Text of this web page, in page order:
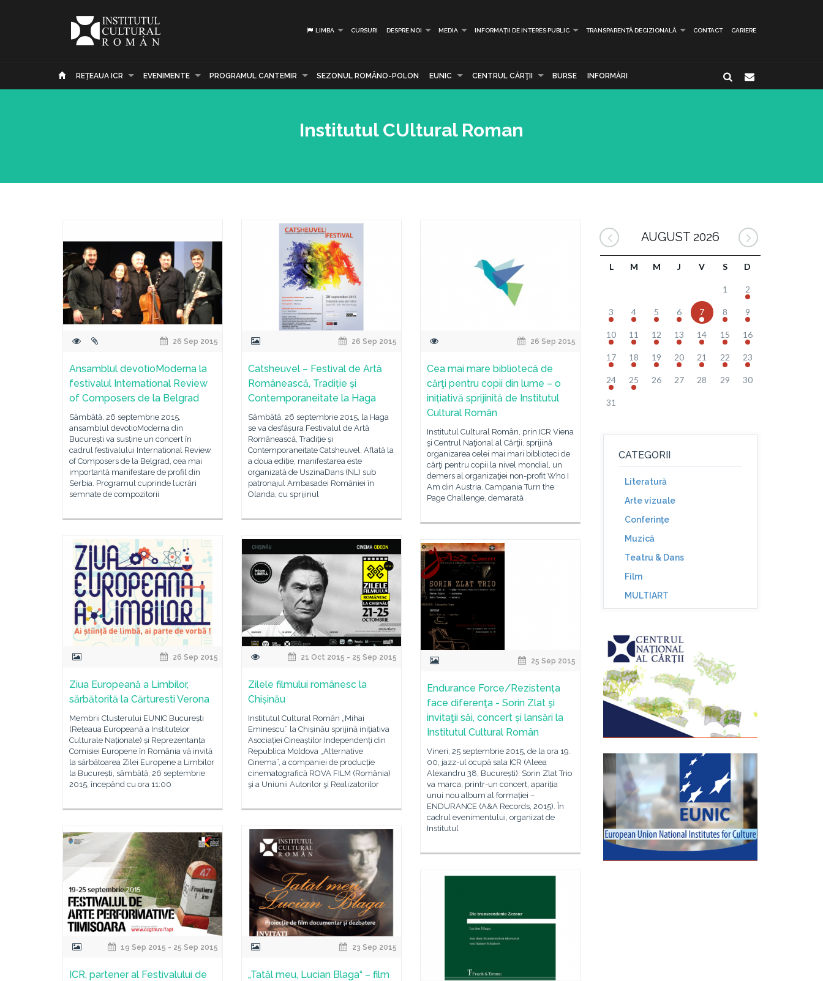
LIMBA CURSURI DESPRE NOI MEDIA INFORMAȚII DE INTERES PUBLIC TRANSPARENȚĂ DECIZIONALĂ CONTACT CARIERE
REŢEAUA ICR EVENIMENTE PROGRAMUL CANTEMIR SEZONUL ROMÂNO-POLON EUNIC CENTRUL CĂRŢII BURSE INFORMĂRI
Institutul CUltural Roman
26 Sep 2015
Ansamblul devotioModerna la
festivalul International Review
of Composers de la Belgrad
Sâmbătă, 26 septembrie 2015,
ansamblul devotioModerna din
București va susține un concert în
cadrul festivalului International Review
of Composers de la Belgrad, cea mai
importantă manifestare de profil din
Serbia. Programul cuprinde lucrări
semnate de compozitorii
26 Sep 2015
Catsheuvel – Festival de Artă
Românească, Tradiție și
Contemporaneitate la Haga
Sâmbătă, 26 septembrie 2015, la Haga
se va desfășura Festivalul de Artă
Românească, Tradiție și
Contemporaneitate Catsheuvel. Aflată la
a doua ediție, manifestarea este
organizată de UszinaDans (NL) sub
patronajul Ambasadei României în
Olanda, cu sprijinul
26 Sep 2015
Cea mai mare bibliotecă de
cărţi pentru copii din lume – o
inițiativă sprijinită de Institutul
Cultural Român
Institutul Cultural Român, prin ICR Viena
şi Centrul Naţional al Cărţii, sprijină
organizarea celei mai mari biblioteci de
cărţi pentru copii la nivel mondial, un
demers al organizaţiei non-profit Who I
Am din Austria. Campania Turn the
Page Challenge, demarată
26 Sep 2015
Ziua Europeană a Limbilor,
sărbătorită la Cărturesti Verona
Membrii Clusterului EUNIC București
(Rețeaua Europeană a Institutelor
Culturale Naționale) și Reprezentanța
Comisiei Europene în România vă invită
la sărbătoarea Zilei Europene a Limbilor
la București, sâmbătă, 26 septembrie
2015, începând cu ora 11:00
21 Oct 2015 - 25 Sep 2015
Zilele filmului românesc la
Chișinău
Institutul Cultural Român „Mihai
Eminescu” la Chișinău sprijină iniţiativa
Asociației Cineaștilor Independenți din
Republica Moldova „Alternative
Cinema”, a companiei de producție
cinematografică ROVA FILM (România)
şi a Uniunii Autorilor şi Realizatorilor
25 Sep 2015
Endurance Force/Rezistenţa
face diferenţa - Sorin Zlat şi
invitaţii săi, concert și lansări la
Institutul Cultural Român
Vineri, 25 septembrie 2015, de la ora 19.
00, jazz-ul ocupă sala ICR (Aleea
Alexandru 38, București): Sorin Zlat Trio
va marca, printr-un concert, apariția
unui nou album al formației –
ENDURANCE (A&A Records, 2015). În
cadrul evenimentului, organizat de
Institutul
19 Sep 2015 - 25 Sep 2015
ICR, partener al Festivalului de
23 Sep 2015
„Tatăl meu, Lucian Blaga“ – film
AUGUST 2026
L M M J V S D
1 2
3 4 5 6 7 8 9
10 11 12 13 14 15 16
17 18 19 20 21 22 23
24 25 26 27 28 29 30
31
CATEGORII
Literatură
Arte vizuale
Conferinţe
Muzică
Teatru & Dans
Film
MULTIART